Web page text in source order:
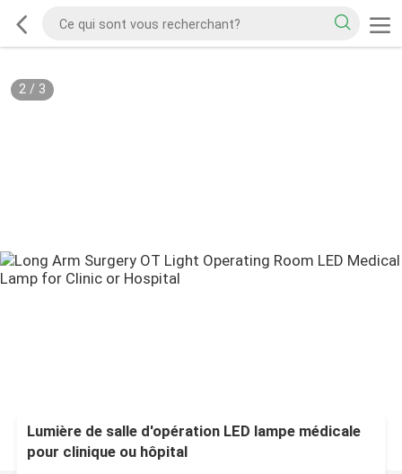
2/ 3
Lumière de salle d'opération LED lampe médicale
pour clinique ou hôpital